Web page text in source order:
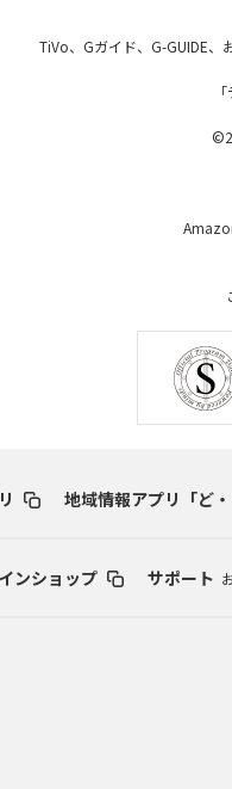
TiVo、Gガイド、G-GUIDE、
地域情報アプリ「ど・
ンショップ サポート